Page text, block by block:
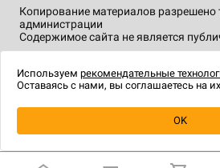
Купить| 1
Копирование материалов разрешено
администрации
Содержимое сайта не является
технологии.
Используем рекомендательные
Оставаясь с нами, вы соглашаетесь на
OK